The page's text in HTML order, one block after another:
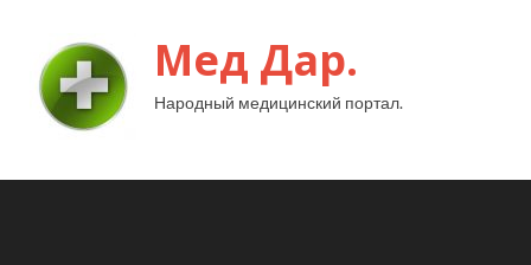
Мед Дар.
Народный медицинский портал.